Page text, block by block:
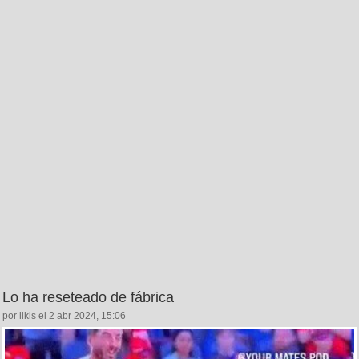
Lo ha reseteado de fábrica
por likis el 2 abr 2024, 15:06